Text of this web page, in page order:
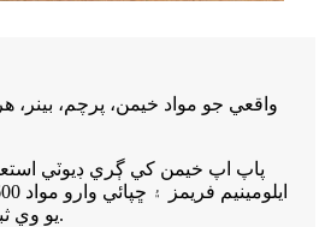
واقعي جو مواد خيمن، پرچم، بينر،
يو وي ثبوت آڪسفورڊ ڪپڙو آهي.